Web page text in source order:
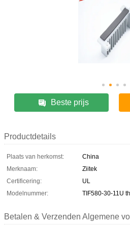
Beste prijs
Productdetails
Plaats van herkomst:
China
Merknaam:
Ziitek
Certificering:
UL
Modelnummer:
TIF580-30-11U
Betalen & Verzenden Algemene